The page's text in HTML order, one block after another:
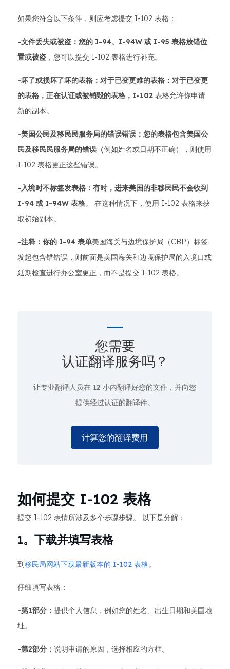
如果您符合以下条件，则应考虑提交 I-102 表格：
-文件丢失或被盗：您的 I-94、I-94W 或 I-95 表格放错位
置或被盗 ，您可以提交 I-102 表格进行补充。
-坏了或损坏了坏的表格：对于已变更难的表格：对于已变更
的表格，正在认证或被销毁的表格，I-102 表格允许你申请
新的副本。
-美国公民及移民民服务局的错误错误：您的表格包含美国公
民及移民民服务局的错误（例如姓名或日期不正确），则使用
I-102 表格更正这些错误。
-入境时不标签发表格：有时，进来美国的非移民民不会收到
I-94 或 I-94W 表格。 在这种情况下，使用 I-102 表格来获
取初始副本。
-注释：你的 I-94 表单美国海关与边境保护局（CBP）标签
发起包含错错误，则前面是美国海关和边境保护局的入境口或
延期检查进行办公室更正，而不是提交 I-102 表格。
您需要
认证翻译服务吗？
让专业翻译人员在 12 小内翻译好您的文件，并向您
提供经过认证的翻译件。
计算您的翻译费用
如何提交 I-102 表格
提交 I-102 表情所涉及多个步骤步骤。 以下是分解：
1。下载并填写表格
到移民局网站下载最新版本的 I-102 表格。
仔细填写表格：
-第1部分： 提供个人信息，例如您的姓名、出生日期和美国地
址。
-第2部分： 说明申请的原因，选择相应的方框。